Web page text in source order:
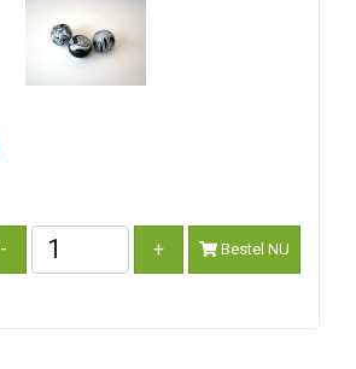
Bestel NU